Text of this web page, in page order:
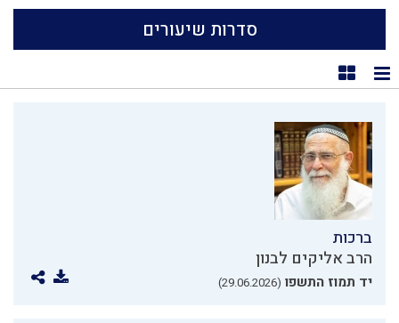
סדרות שיעורים
תצוגת רשימה
תצוגת קוביות
ברכות
הרב אליקים לבנון
יד תמוז התשפו (29.06.2026)